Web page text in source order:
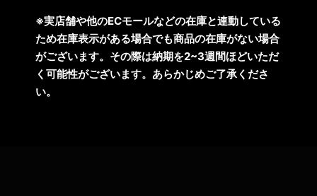
※実店舗や他のECモールなどの在庫と連動している
ため在庫表示がある場合でも商品の在庫がない場合
がございます。その際は納期を2~3週間ほどいただ
く可能性がございます。あらかじめご了承くださ
い。